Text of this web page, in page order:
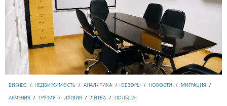
БИЗНЕС / НЕДВИЖИМОСТЬ / АНАЛИТИКА / ОБЗОРЫ / НОВОСТИ / МИГРАЦИЯ /
АРМЕНИЯ / ГРУЗИЯ / ЛАТВИЯ / ЛИТВА / ПОЛЬША